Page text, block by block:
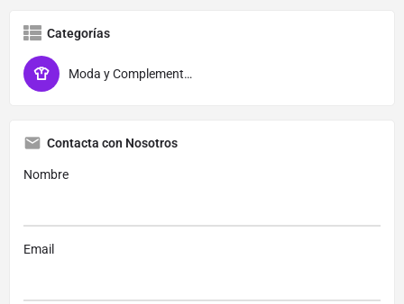
Categorías
Moda y Complementos
Contacta con Nosotros
Nombre
Email